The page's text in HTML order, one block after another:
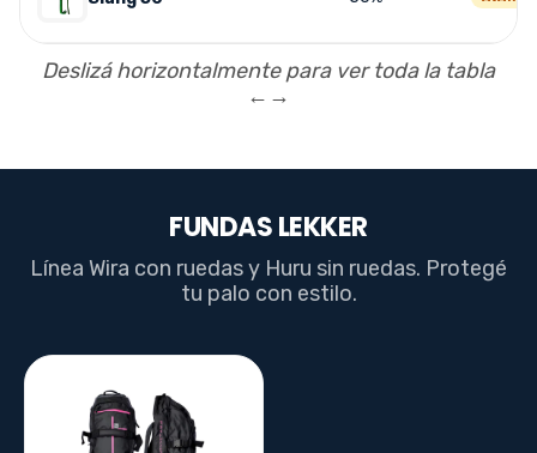
Deslizá horizontalmente para ver toda la tabla
←→
FUNDAS LEKKER
Línea Wira con ruedas y Huru sin ruedas. Protegé
tu palo con estilo.